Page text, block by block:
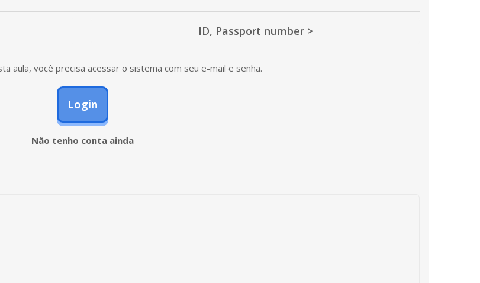
ID, Passport number >
aula, você precisa acessar o sistema com seu e-mail e senha.
Login
Não tenho conta ainda